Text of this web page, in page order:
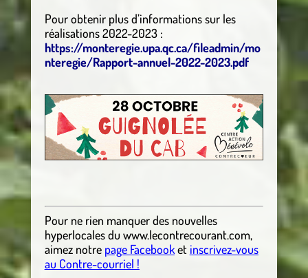
Pour obtenir plus d’informations sur les
réalisations 2022-2023 :
https://monteregie.upa.qc.ca/fileadmin/mo
nteregie/Rapport-annuel-2022-2023.pdf
Pour ne rien manquer des nouvelles
hyperlocalesdu www.lecontrecourant.com,
aimez notre page Facebooket inscrivez-vous
au Contre-courriel !